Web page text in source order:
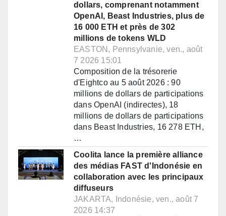
dollars, comprenant notamment
OpenAI, Beast Industries, plus de
16 000 ETH et près de 302
millions de tokens WLD
EASTON, Pennsylvanie, ven., août
7 2026 15:01
Composition de la trésorerie
d'Eightco au 5 août 2026 : 90
millions de dollars de participations
dans OpenAI (indirectes), 18
millions de dollars de participations
dans Beast Industries, 16 278 ETH,
…
Coolita lance la première alliance
des médias FAST d'Indonésie en
collaboration avec les principaux
diffuseurs
JAKARTA, Indonésie, ven., août 7
2026 14:37